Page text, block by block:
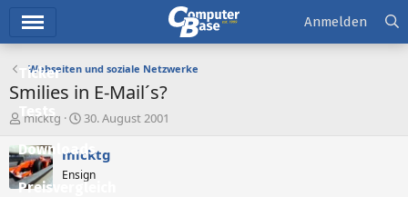
Ticker
Tests
Downloads
Preisvergleich
Anmelden
Webseiten und soziale Netzwerke
Smilies in E-Mail´s?
E
s
t
e
micktg
E
s
e
30. August 2001
micktg
Ensign